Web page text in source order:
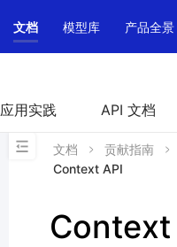
文档 模型库 产品全景
应用实践 API 文档
文档
贡献指南
Context API
Context